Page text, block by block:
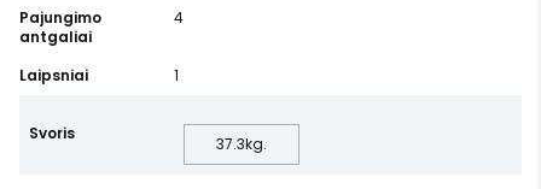
Pajungimo
antgaliai
4
Laipsniai 1
Svoris
37.3kg.